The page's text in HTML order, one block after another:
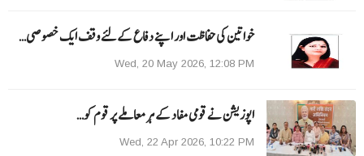
خواتین کی حفاظت اور اپنے دفاع کےلئے وقف ایک خصوصی…
Wed, 20 May 2026, 12:08 PM
اپوزیشن نے قومی مفاد کے ہر معاملے پر قوم کو…
Wed, 22 Apr 2026, 10:22 PM